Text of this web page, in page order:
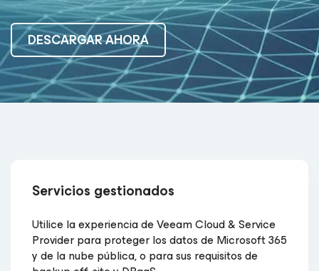
DESCARGAR AHORA
Servicios gestionados
Utilice la experiencia de Veeam Cloud & Service
Provider para proteger los datos de Microsoft 365
y de la nube pública, o para sus requisitos de